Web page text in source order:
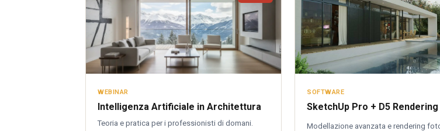
WEBINAR
Intelligenza Artificiale in Architettura
Teoria e pratica per i professionisti di domani.
SOFTWARE
SketchUp Pro + D5 Rendering
Modellazione avanzata e rendering